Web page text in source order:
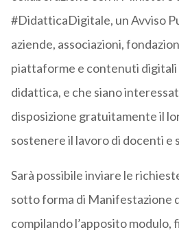
#DidatticaDigitale, un Avviso
aziende, associazioni,
piattaforme e contenuti digitali
didattica, e che siano
disposizione gratuitamente il
sostenere il lavoro di docenti e
Sarà possibile inviare le
sotto forma di Manifestazione
compilando l’apposito modulo,